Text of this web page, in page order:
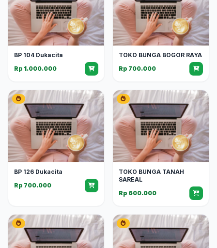
BP 104 Dukacita
Rp 1.000.000
TOKO BUNGA BOGOR RAYA
Rp 700.000
BP 126 Dukacita
Rp 700.000
TOKO BUNGA TANAH
SAREAL
Rp 600.000